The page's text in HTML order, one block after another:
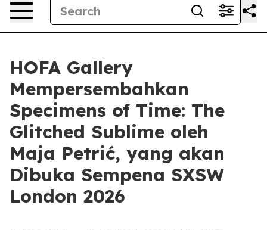
HOFA Gallery
Mempersembahkan
Specimens of Time: The
Glitched Sublime oleh
Maja Petrić, yang akan
Dibuka Sempena SXSW
London 2026